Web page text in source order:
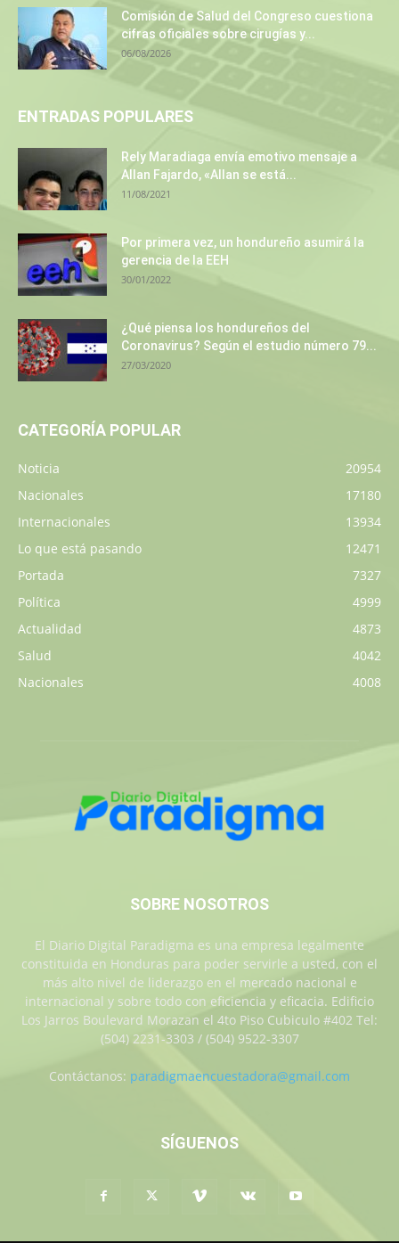
Comisión de Salud del Congreso cuestiona
cifras oficiales sobre cirugías y...
06/08/2026
ENTRADAS POPULARES
Rely Maradiaga envía emotivo mensaje a
Allan Fajardo, «Allan se está...
11/08/2021
Por primera vez, un hondureño asumirá la
gerencia de la EEH
30/01/2022
¿Qué piensa los hondureños del
Coronavirus? Según el estudio número 79...
27/03/2020
CATEGORÍA POPULAR
Noticia
20954
Nacionales
17180
Internacionales
13934
Lo que está pasando
12471
Portada
7327
Política
4999
Actualidad
4873
Salud
4042
Nacionales
4008
SOBRE NOSOTROS
El Diario Digital Paradigma es una empresa legalmente
constituida en Honduras para poder servirle a usted, con el
más alto nivel de liderazgo en el mercado nacional e
internacional y sobre todo con eficiencia y eficacia. Edificio
Los Jarros Boulevard Morazan el 4to Piso Cubiculo #402 Tel:
(504) 2231-3303 / (504) 9522-3307
Contáctanos: paradigmaencuestadora@gmail.com
SÍGUENOS